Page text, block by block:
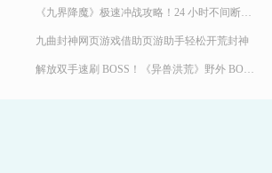
《九界降魔》极速冲战攻略！24 小时不间断堆战力霸服
九曲封神网页游戏借助页游助手轻松开荒封神
解放双手速刷 BOSS！《异兽洪荒》野外 BOSS 玩法，页游助手挂机打宝两不误